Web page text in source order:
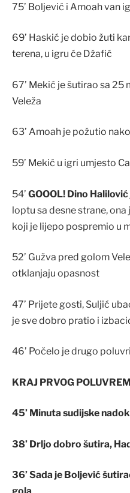
75’ Boljević i Amoah van
69’ Haskić je dobio žuti
terena, u igru će Džafić
67’ Mekić je šutirao sa 25
Veleža
63’ Amoah je požutio
59’ Mekić u igri umjesto
54’ GOOOL! Dino
loptu sa desne strane,
koji je lijepo pospremio u
52’ Gužva pred golom
otklanjaju opasnost
47’ Prijete gosti, Suljić
je sve dobro pratio i
46’ Počelo je drugo
KRAJ PRVOG
45’ Minuta sudijske
38’ Drljo dobro šutira,
36’ Sada je Boljević